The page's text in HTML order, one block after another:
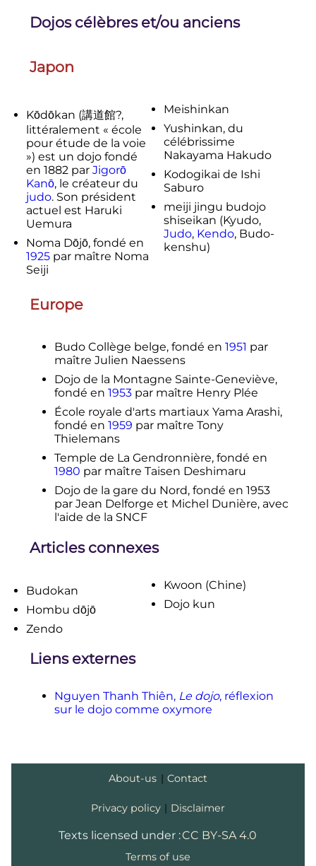
Dojos célèbres et/ou anciens
Japon
Kōdōkan (講道館?,
littéralement « école
pour étude de la voie
») est un dojo fondé
en 1882 par Jigorō
Kanō, le créateur du
judo. Son président
actuel est Haruki
Uemura
Noma Dōjō, fondé en
1925par maître Noma
Seiji
Meishinkan
Yushinkan, du
célébrissime
Nakayama Hakudo
Kodogikai de Ishi
Saburo
meiji jingu budojo
shiseikan (Kyudo,
Judo, Kendo, Budo-
kenshu)
Europe
Budo Collège belge, fondé en 1951 par
maître Julien Naessens
Dojo de la Montagne Sainte-Geneviève,
fondé en 1953par maître Henry Plée
École royale d'arts martiaux Yama Arashi,
fondé en 1959 par maître Tony
Thielemans
Temple de La Gendronnière, fondé en
1980 par maître Taisen Deshimaru
Dojo de la gare du Nord, fondé en 1953
par Jean Delforge et Michel Dunière, avec
l'aide de la SNCF
Articles connexes
Budokan
Hombu dōjō
Zendo
Kwoon (Chine)
Dojo kun
Liens externes
Nguyen Thanh Thiên, Le dojo, réflexion
sur le dojo comme oxymore
About-us | Contact
Privacy policy | Disclaimer
Texts licensed under :CC BY-SA 4.0
Terms of use